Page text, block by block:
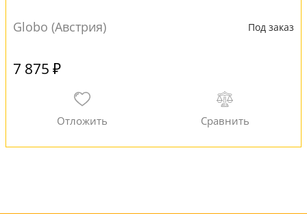
Globo (Австрия) Под заказ
7 875 ₽